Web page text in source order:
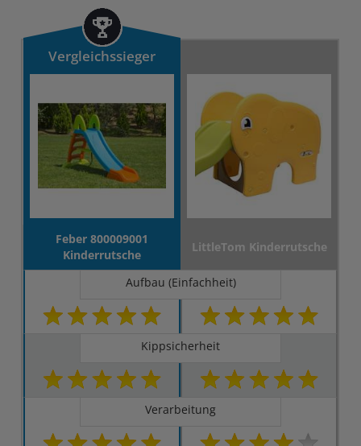
Vergleichssieger
Feber 800009001
Kinderrutsche
LittleTom Kinderrutsche
Aufbau (Einfachheit)
Kippsicherheit
Verarbeitung